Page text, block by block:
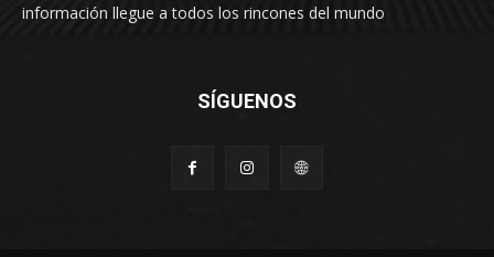
información llegue a todos los rincones del mundo
SÍGUENOS